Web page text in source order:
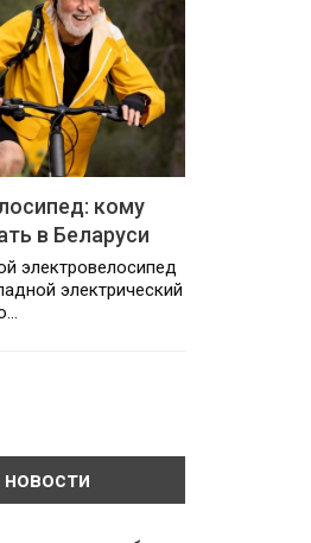
кому
в Беларуси
электровелосипед
электрический